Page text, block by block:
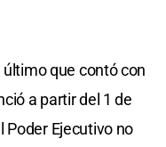
que contó con
a partir del 1 de
Ejecutivo no